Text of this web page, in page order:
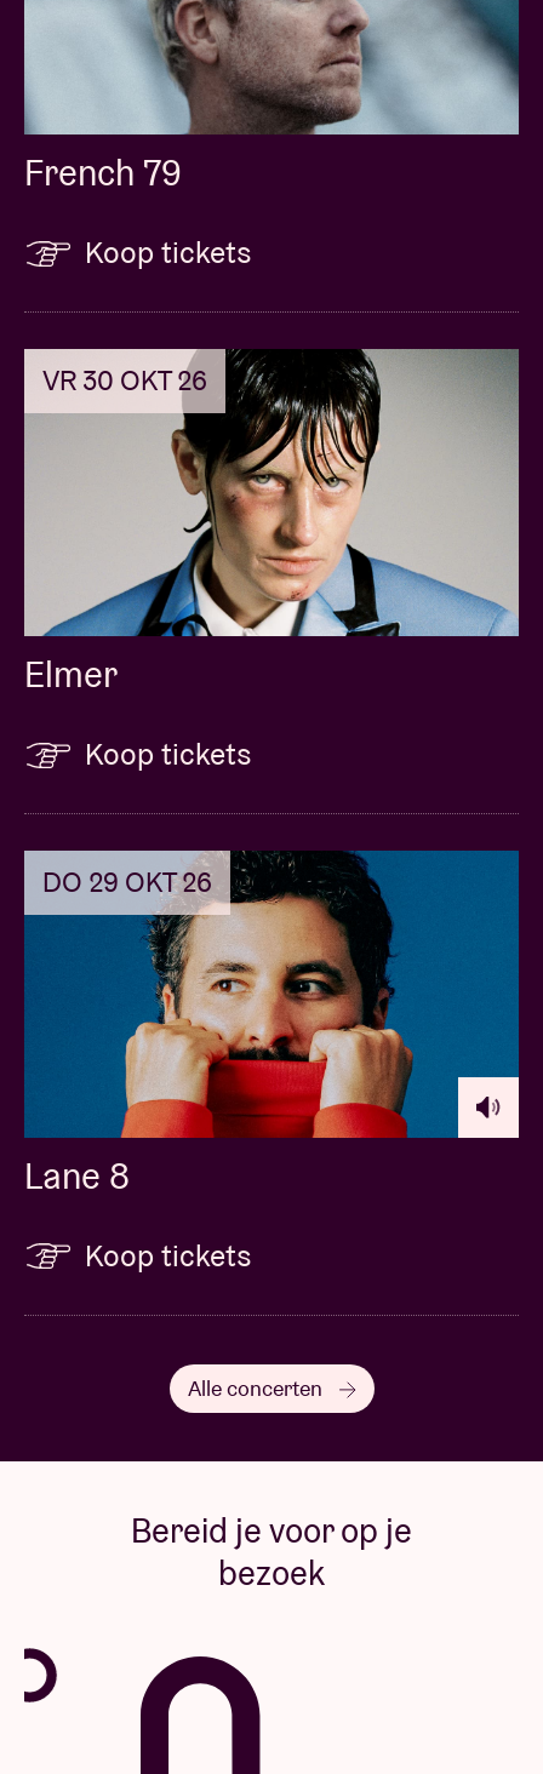
French 79
Koop tickets
VR 30 OKT 26
Elmer
Koop tickets
DO 29 OKT 26
Lane 8
Koop tickets
Alle concerten
Bereid je voor op je
bezoek